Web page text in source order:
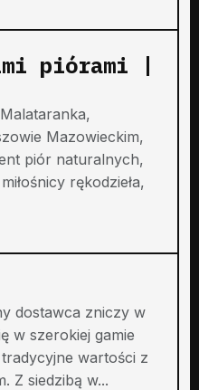
piórami |
Mazowieckim,
piór naturalnych,
rękodzieła,
dostawca zniczy w
w szerokiej gamie
wartości z
Z siedzibą w...